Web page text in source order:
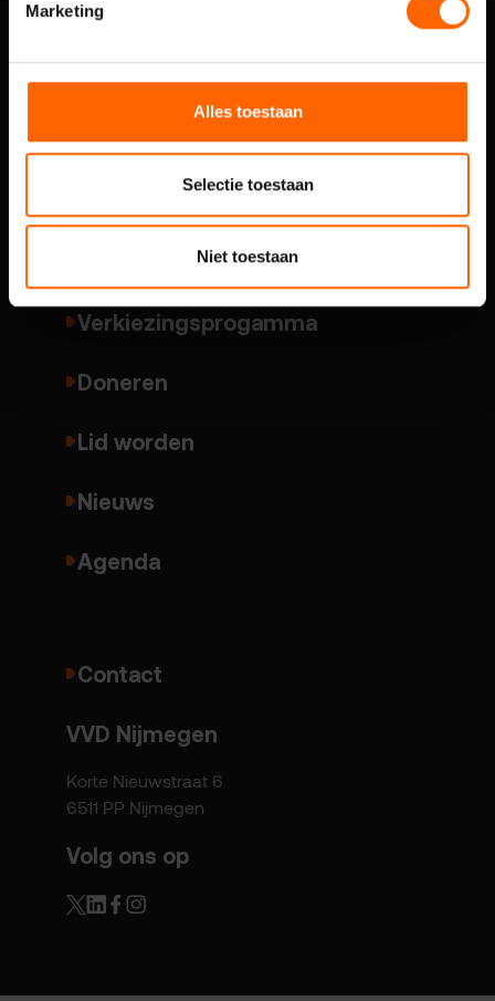
Marketing
Alles toestaan
Selectie toestaan
Niet toestaan
Over VVD Nijmegen
Onze mensen
Standpunten
Verkiezingsprogamma
Doneren
Lid worden
Nieuws
Agenda
Contact
VVD Nijmegen
Korte Nieuwstraat 6
6511 PP Nijmegen
Volg ons op